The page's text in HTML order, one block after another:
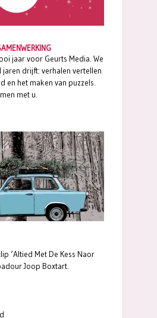
jaar voor Geurts Media. We
jaren drijft: verhalen vertellen
en het maken van puzzels.
met u.
‘Altied Met De Kess Naor
Joop Boxtart.